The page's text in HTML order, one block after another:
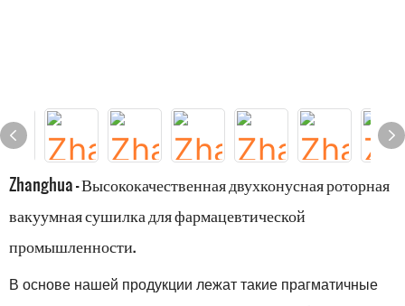
Zhanghua - Высококачественная двухконусная роторная
вакуумная сушилка для фармацевтической
промышленности.
В основе нашей продукции лежат такие прагматичные